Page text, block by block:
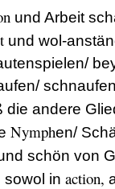
und Arbeit
und wol-
die andere
Nymphen/
schön von
in action,